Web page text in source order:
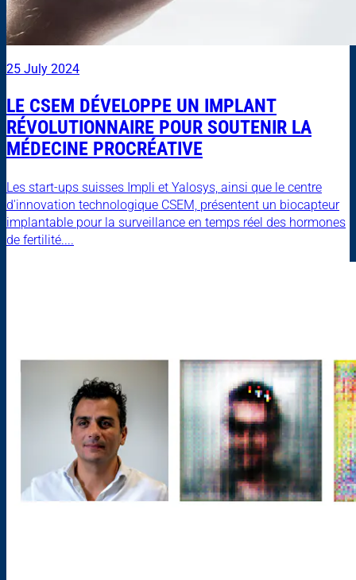
25 July 2024
LE CSEM DÉVELOPPE UN IMPLANT
RÉVOLUTIONNAIRE POUR SOUTENIR LA
MÉDECINE PROCRÉATIVE
Les start-ups suisses Impli et Yalosys, ainsi que le centre
d'innovation technologique CSEM, présentent un biocapteur
implantable pour la surveillance en temps réel des hormones
de fertilité....